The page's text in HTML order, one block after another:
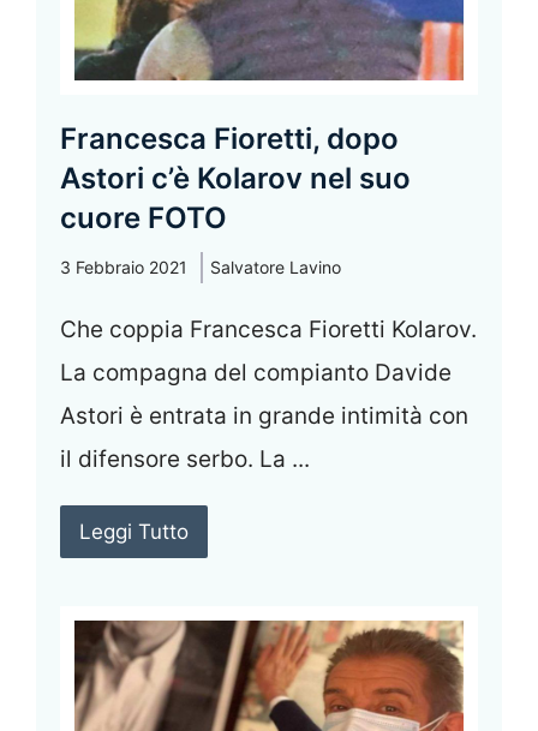
Francesca Fioretti, dopo
Astori c’è Kolarov nel suo
cuore FOTO
3 Febbraio 2021 Salvatore Lavino
Che coppia Francesca Fioretti Kolarov.
La compagna del compianto Davide
Astori è entrata in grande intimità con
il difensore serbo. La ...
Leggi Tutto